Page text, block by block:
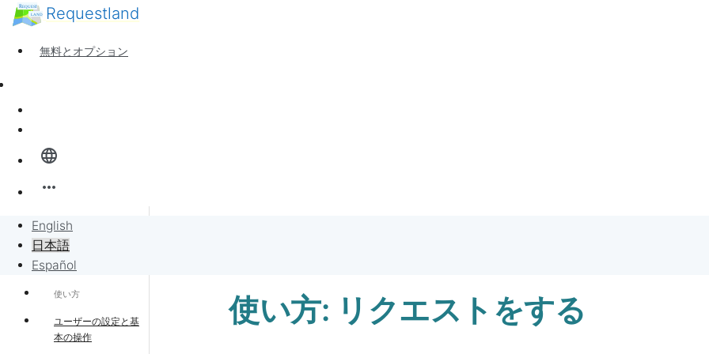
Requestland
無料とオプション
language
more_horiz
English
日本語
Español
リクエスト
リクエストに販売
誰でも参加できます
ピース・アンド・パッションについて
サポート・ホーム
使い方
ユーザーの設定と基
本の操作
使い方: リクエストをする